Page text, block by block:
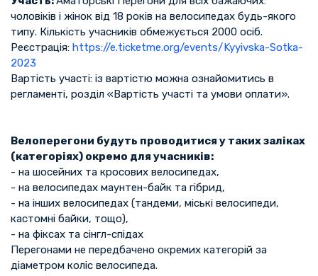
чоловіків і жінок від 18 років на велосипедах будь-якого
типу. Кількість учасників обмежується 2000 осіб.
Реєстрація: https://e.ticketme.org/events/Kyyivska-Sotka-
2023
Вартість участі: із вартістю можна ознайомитись в
регламенті, розділ «Вартість участі та умови оплати».
Велоперегони будуть проводитися у таких заліках
(категоріях) окремо для учасників:
- на шосейних та кросових велосипедах,
- на велосипедах маунтен-байк та гібрид,
- на інших велосипедах (тандеми, міські велосипеди,
кастомні байки, тощо),
- на фіксах та сінгл-спідах
Перегонами не передбачено окремих категорій за
діаметром коліс велосипеда.